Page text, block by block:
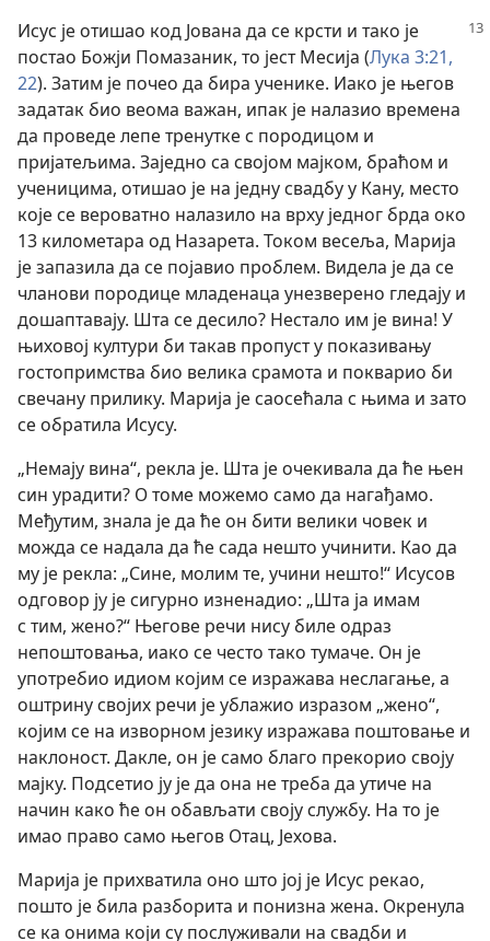
Исус је отишао код Јована да се крсти и тако је
постао Божји Помазаник, то јест Месија (Лука 3:21,
22). Затим је почео да бира ученике. Иако је његов
задатак био веома важан, ипак је налазио времена
да проведе лепе тренутке с породицом и
пријатељима. Заједно са својом мајком, браћом и
ученицима, отишао је на једну свадбу у Кану, место
које се вероватно налазило на врху једног брда око
13 километара од Назарета. Током весеља, Марија
је запазила да се појавио проблем. Видела је да се
чланови породице младенаца унезверено гледају и
дошаптавају. Шта се десило? Нестало им је вина! У
њиховој култури би такав пропуст у показивању
гостопримства био велика срамота и покварио би
свечану прилику. Марија је саосећала с њима и зато
се обратила Исусу.
„Немају вина“, рекла је. Шта је очекивала да ће њен
син урадити? О томе можемо само да нагађамо.
Међутим, знала је да ће он бити велики човек и
можда се надала да ће сада нешто учинити. Као да
му је рекла: „Сине, молим те, учини нешто!“ Исусов
одговор ју је сигурно изненадио: „Шта ја имам
с тим, жено?“ Његове речи нису биле одраз
непоштовања, иако се често тако тумаче. Он је
употребио идиом којим се изражава неслагање, а
оштрину својих речи је ублажио изразом „жено“,
којим се на изворном језику изражава поштовање и
наклоност. Дакле, он је само благо прекорио своју
мајку. Подсетио ју је да она не треба да утиче на
начин како ће он обављати своју службу. На то је
имао право само његов Отац, Јехова.
Марија је прихватила оно што јој је Исус рекао,
пошто је била разборита и понизна жена. Окренула
се ка онима који су послуживали на свадби и